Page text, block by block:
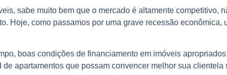
sabe muito bem que o mercado é altamente competitivo,
Hoje, como passamos por uma grave recessão econômica,
boas condições de financiamento em imóveis
apartamentos que possam convencer melhor sua clientela